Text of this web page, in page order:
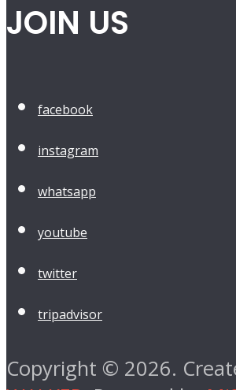
JOIN US
facebook
instagram
whatsapp
youtube
twitter
tripadvisor
Copyright © 2026.